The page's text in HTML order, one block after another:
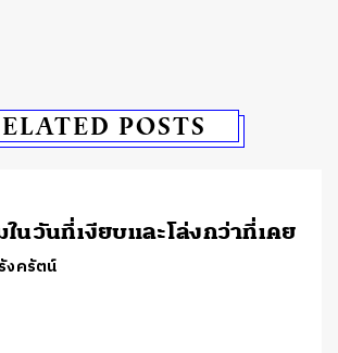
POSTS
ในวันที่เงียบและโล่งกว่าที่เคย
งครัตน์